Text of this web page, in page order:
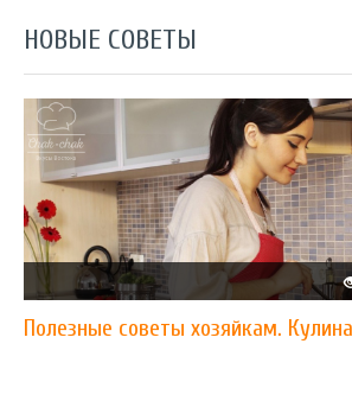
НОВЫЕ СОВЕТЫ
Полезные советы хозяйкам.